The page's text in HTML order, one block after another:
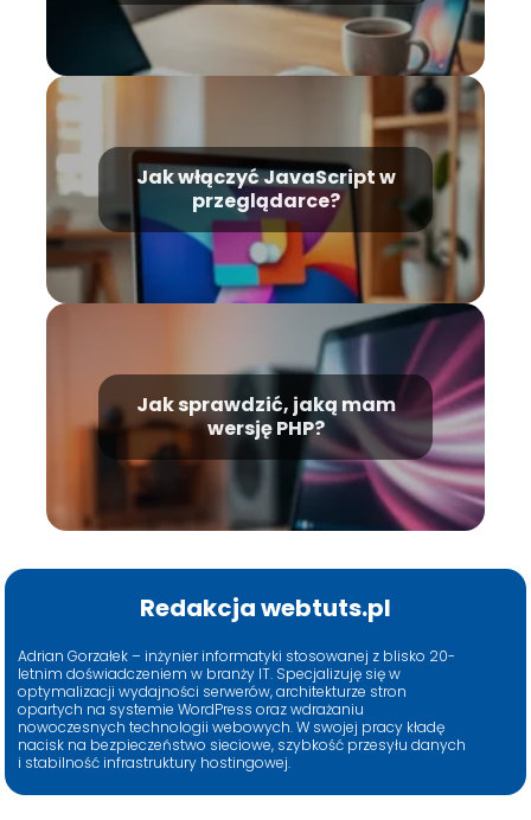
Jak włączyć JavaScript w
przeglądarce?
Jak sprawdzić, jaką mam
wersję PHP?
Redakcja webtuts.pl
Adrian Gorzałek – inżynier informatyki stosowanej z blisko 20-
letnim doświadczeniem w branży IT. Specjalizuję się w
optymalizacji wydajności serwerów, architekturze stron
opartych na systemie WordPress oraz wdrażaniu
nowoczesnych technologii webowych. W swojej pracy kładę
nacisk na bezpieczeństwo sieciowe, szybkość przesyłu danych
i stabilność infrastruktury hostingowej.